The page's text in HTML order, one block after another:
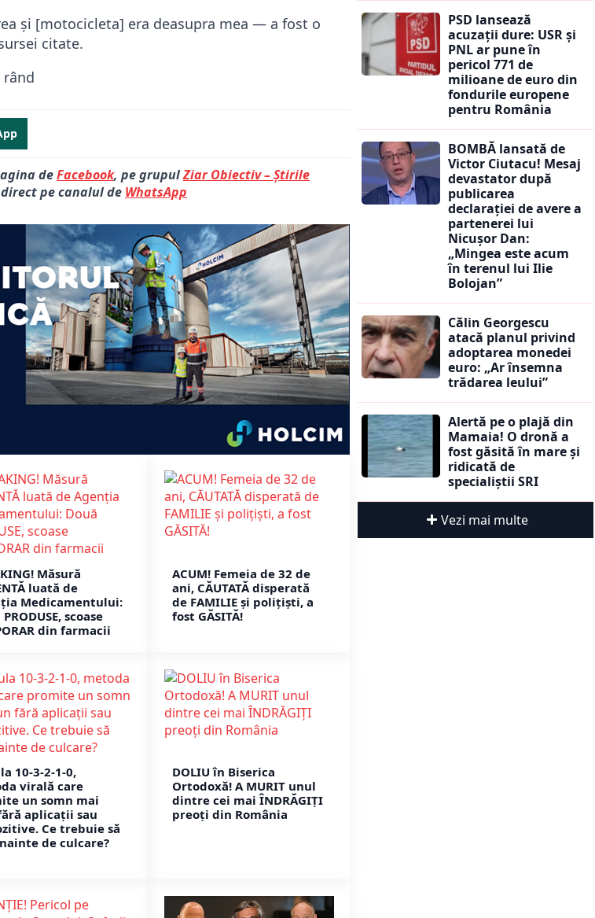
și [motocicleta] era deasupra mea — a fost o
citate.
rând
deFacebook, pe grupulZiar Obiectiv – Știrile
pe canalul de WhatsApp
Măsură
luată de
Medicamentului:
scoase
din farmacii
ACUM! Femeia de 32 de
ani, CĂUTATĂ disperată
de FAMILIE și polițiști, a
fost GĂSITĂ!
10-3-2-1-0,
virală care
un somn mai
aplicații sau
Ce trebuie să
de culcare?
DOLIU în Biserica
Ortodoxă! A MURIT unul
dintre cei mai ÎNDRĂGIȚI
preoți din România
PSD lansează
acuzații dure: USR și
PNL ar pune în
pericol 771 de
milioane de euro din
fondurile europene
pentru România
BOMBĂ lansată de
Victor Ciutacu! Mesaj
devastator după
publicarea
declarației de avere a
partenerei lui
Nicușor Dan:
„Mingea este acum
în terenul lui Ilie
Bolojan”
Călin Georgescu
atacă planul privind
adoptarea monedei
euro: „Ar însemna
trădarea leului”
Alertă pe o plajă din
Mamaia! O dronă a
fost găsită în mare și
ridicată de
specialiștii SRI
Vezi mai multe